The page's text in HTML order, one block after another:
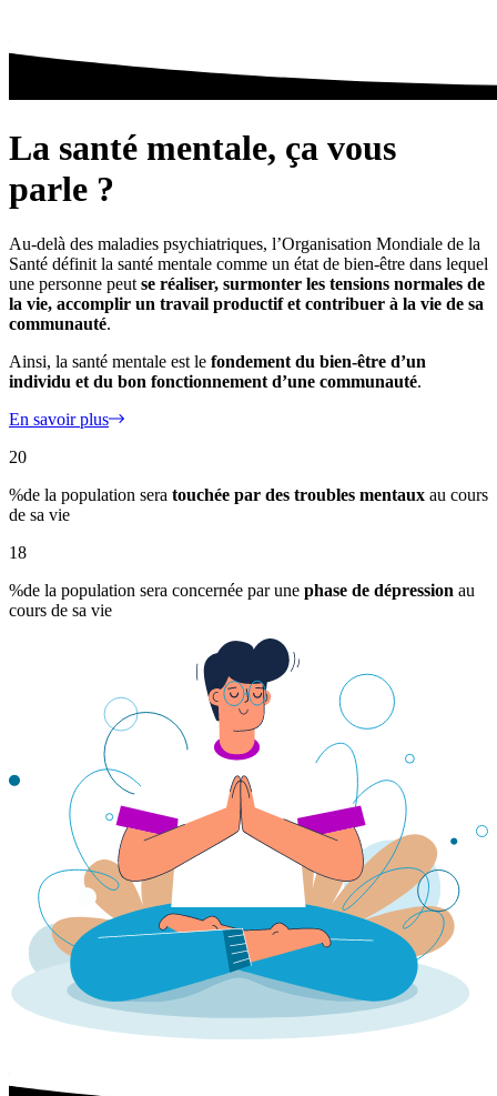
La santé mentale, ça vous
parle ?
Au-delà des maladies psychiatriques, l’Organisation Mondiale de la
Santé définit la santé mentale comme un état de bien-être dans lequel
une personne peut se réaliser, surmonter les tensions normales de
la vie, accomplir un travail productif et contribuer à la vie de sa
communauté.
Ainsi, la santé mentale est le fondement du bien-être d’un
individu et du bon fonctionnement d’une communauté.
En savoir plus
20
%de la population sera touchée par des troubles mentaux au cours
de sa vie
18
%de la population sera concernée par une phase de dépression au
cours de sa vie